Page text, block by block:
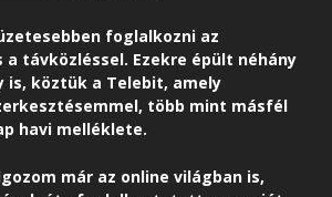
foglalkozni az
távközléssel. Ezekre épült néhány
is, köztük a Telebit, amely
több mint másfél
havi melléklete.
már az online világban is,